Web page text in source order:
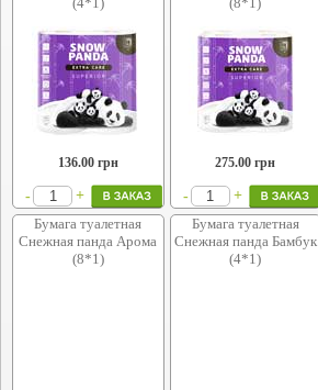
136.00грн
- +
275.00 грн
- +
Бумага туалетная
Снежная панда Арома
(8*1)
Бумага туалетная
Снежная панда Бамбук
(4*1)